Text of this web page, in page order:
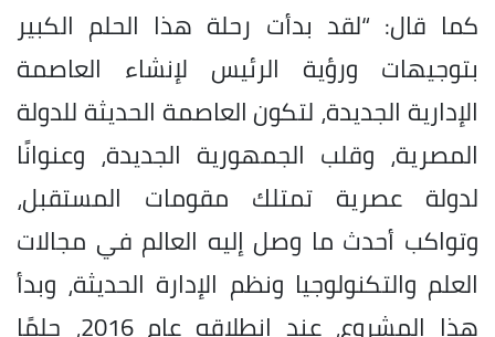
كما قال: “لقد بدأت رحلة هذا الحلم الكبير
بتوجيهات ورؤية الرئيس لإنشاء العاصمة
الإدارية الجديدة، لتكون العاصمة الحديثة للدولة
المصرية، وقلب الجمهورية الجديدة، وعنوانًا
لدولة عصرية تمتلك مقومات المستقبل،
وتواكب أحدث ما وصل إليه العالم في مجالات
العلم والتكنولوجيا ونظم الإدارة الحديثة، وبدأ
هذا المشروع، عند انطلاقه عام 2016، حلمًا